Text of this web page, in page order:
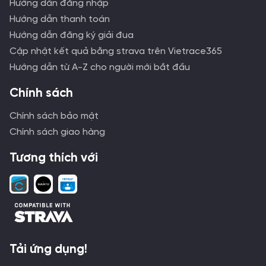
Hướng dẫn đăng nhập
Hướng dẫn thanh toán
Hướng dẫn đăng ký giải đua
Cập nhật kết quả bằng strava trên Vietrace365
Hướng dẫn từ A-Z cho người mới bắt đầu
Chính sách
Chính sách bảo mật
Chính sách giao hàng
Tương thích với
Tải ứng dụng!